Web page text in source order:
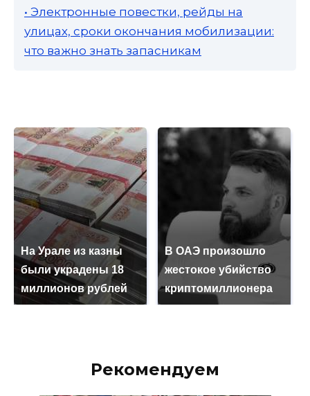
• Электронные повестки, рейды на
улицах, сроки окончания мобилизации:
что важно знать запасникам
На Урале из казны
были украдены 18
миллионов рублей
В ОАЭ произошло
жестокое убийство
криптомиллионера
Рекомендуем